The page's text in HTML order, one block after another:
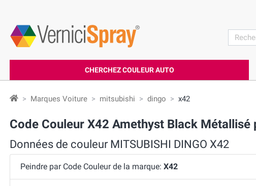
search
CHERCHEZ COULEUR AUTO
Marques Voiture mitsubishi dingo x42
Code Couleur X42 Amethyst Black Métallisé
Données de couleur MITSUBISHI DINGO X42
Peindre par Code Couleur de la marque: X42